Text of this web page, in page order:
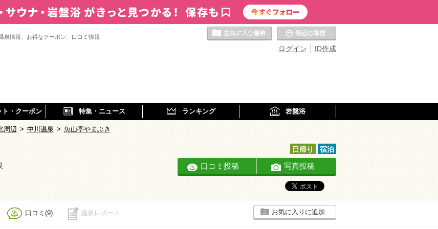
泉情報、お得なクーポン、口コミ情報
ID作成
ログイン
お気に入りの温泉
ト・クーポン 特集・ニュース ランキング 岩盤浴
周辺 > 中川温泉 > 魚山亭やまぶき
日帰り 宿泊
口コミ投稿 写真投稿
口コミ(9) 温泉レポート お気に入りに追加